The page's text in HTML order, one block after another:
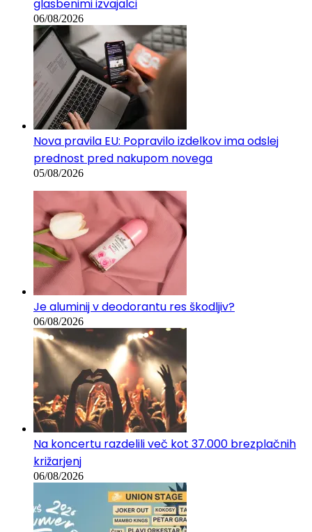
glasbenimi izvajalci
06/08/2026
Nova pravila EU: Popravilo izdelkov ima odslej
prednost pred nakupom novega
05/08/2026
Je aluminij v deodorantu res škodljiv?
06/08/2026
Na koncertu razdelili več kot 37.000 brezplačnih
križarjenj
06/08/2026